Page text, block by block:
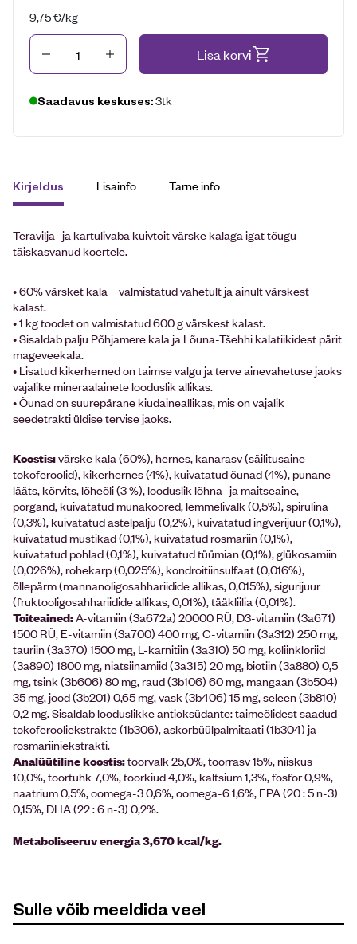
9,75€/kg
Kogus Lisa korvi
Saadavus keskuses:3tk
Kirjeldus Lisainfo Tarne info
Teravilja- ja kartulivaba kuivtoit värske kalaga igat tõugu
täiskasvanud koertele.
• 60% värsket kala – valmistatud vahetult ja ainult värskest
kalast.
• 1 kg toodet on valmistatud 600 g värskest kalast.
• Sisaldab palju Põhjamere kala ja Lõuna-Tšehhi kalatiikidest pärit
mageveekala.
• Lisatud kikerherned on taimse valgu ja terve ainevahetuse jaoks
vajalike mineraalainete looduslik allikas.
• Õunad on suurepärane kiudaineallikas, mis on vajalik
seedetrakti üldise tervise jaoks.
Koostis:värske kala (60%), hernes, kanarasv (säilitusaine
tokoferoolid), kikerhernes (4%), kuivatatud õunad (4%), punane
lääts, kõrvits, lõheõli (3 %), looduslik lõhna- ja maitseaine,
porgand, kuivatatud munakoored, lemmelivalk (0,5%), spirulina
(0,3%), kuivatatud astelpalju (0,2%), kuivatatud ingverijuur (0,1%),
kuivatatud mustikad (0,1%), kuivatatud rosmariin (0,1%),
kuivatatud pohlad (0,1%), kuivatatud tüümian (0,1%), glükosamiin
(0,026%), rohekarp (0,025%), kondroitiinsulfaat (0,016%),
õllepärm (mannanoligosahhariidide allikas, 0,015%), sigurijuur
(fruktooligosahhariidide allikas, 0,01%), tääkliilia (0,01%).
Toiteained:A-vitamiin (3a672a) 20000 RÜ, D3-vitamiin (3a671)
1500 RÜ, E-vitamiin (3a700) 400 mg, C-vitamiin (3a312) 250 mg,
tauriin (3a370) 1500 mg, L-karnitiin (3a310) 50 mg, koliinkloriid
(3a890) 1800 mg, niatsiinamiid (3a315) 20 mg, biotiin (3a880) 0,5
mg, tsink (3b606) 80 mg, raud (3b106) 60 mg, mangaan (3b504)
35 mg, jood (3b201) 0,65 mg, vask (3b406) 15 mg, seleen (3b810)
0,2 mg. Sisaldab looduslikke antioksüdante: taimeõlidest saadud
tokoferooliekstrakte (1b306), askorbüülpalmitaati (1b304) ja
rosmariiniekstrakti.
Analüütiline koostis:toorvalk 25,0%, toorrasv 15%, niiskus
10,0%, toortuhk 7,0%, toorkiud 4,0%, kaltsium 1,3%, fosfor 0,9%,
naatrium 0,5%, oomega-3 0,6%, oomega-6 1,6%, EPA (20 : 5 n-3)
0,15%, DHA (22 : 6 n-3) 0,2%.
Metaboliseeruv energia 3,670 kcal/kg.
Sulle võib meeldida veel